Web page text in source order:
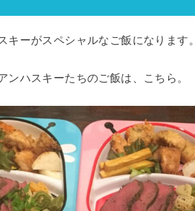
キーがスペシャルなご飯になります。
ンハスキーたちのご飯は、こちら。